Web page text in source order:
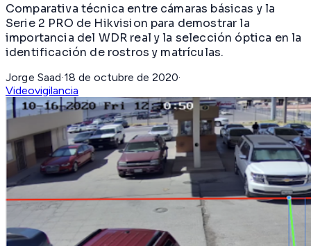
Comparativa técnica entre cámaras básicas y la
Serie 2 PRO de Hikvision para demostrar la
importancia del WDR real y la selección óptica en la
identificación de rostros y matrículas.
Jorge Saad·18 de octubre de 2020·
Videovigilancia